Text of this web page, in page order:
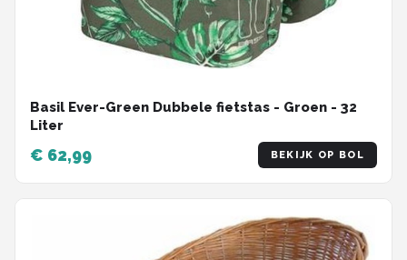
Basil Ever-Green Dubbele fietstas - Groen - 32
Liter
€ 62,99 BEKIJK OP BOL